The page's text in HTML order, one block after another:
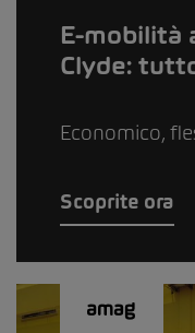
E-mobilità
Clyde:
Economico,
Scoprite ora